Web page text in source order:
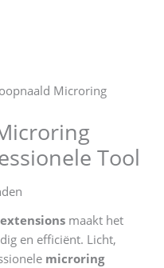
Microring
Tool
maakt het
en efficiënt. Licht,
microring